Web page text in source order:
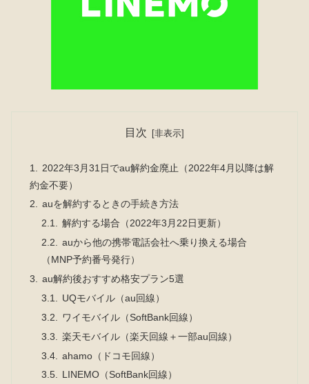
目次
2022年3月31日でau解約金廃止（2022年4月以降は解
約金不要）
auを解約するときの手続き方法
解約する場合（2022年3月22日更新）
auから他の携帯電話会社へ乗り換える場合
（MNP予約番号発行）
au解約後おすすめ格安プラン5選
UQモバイル（au回線）
ワイモバイル（SoftBank回線）
楽天モバイル（楽天回線＋一部au回線）
ahamo（ドコモ回線）
LINEMO（SoftBank回線）